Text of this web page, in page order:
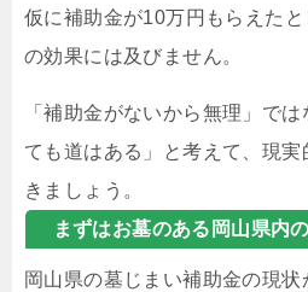
仮に補助金が10万円もらえた
の効果には及びません。
「補助金がないから無理」で
ても道はある」と考えて、現
きましょう。
まずはお墓のある岡山県内
岡山県の墓じまい補助金の現